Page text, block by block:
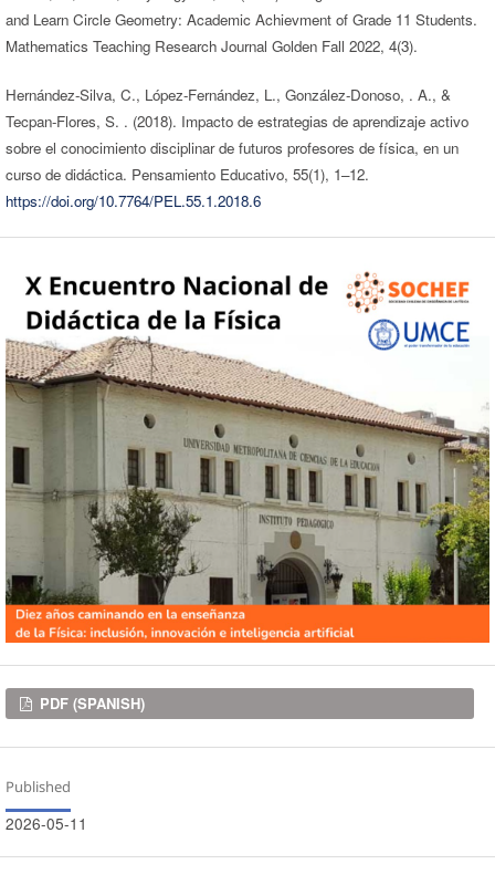
and Learn Circle Geometry: Academic Achievment of Grade 11 Students.
Mathematics Teaching Research Journal Golden Fall 2022, 4(3).
Hernández-Silva, C., López-Fernández, L., González-Donoso, . A., &
Tecpan-Flores, S. . (2018). Impacto de estrategias de aprendizaje activo
sobre el conocimiento disciplinar de futuros profesores de física, en un
curso de didáctica. Pensamiento Educativo, 55(1), 1–12.
https://doi.org/10.7764/PEL.55.1.2018.6
Downloads
PDF (SPANISH)
Published
2026-05-11